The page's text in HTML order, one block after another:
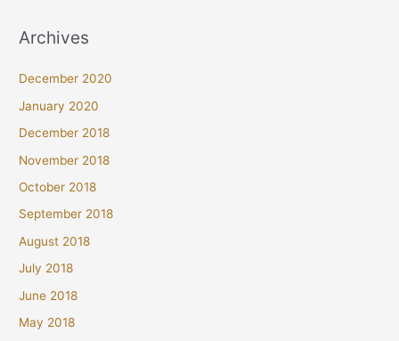
Archives
December 2020
January 2020
December 2018
November 2018
October 2018
September 2018
August 2018
July 2018
June 2018
May 2018